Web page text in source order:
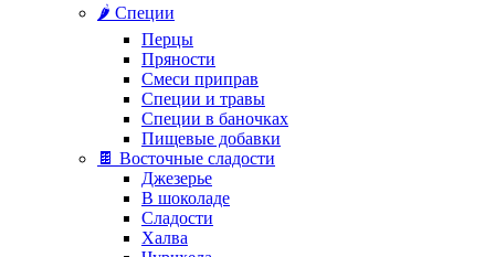
🌶️ Специи
Перцы
Пряности
Смеси приправ
Специи и травы
Специи в баночках
Пищевые добавки
🍫 Восточные сладости
Джезерье
В шоколаде
Сладости
Халва